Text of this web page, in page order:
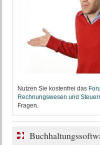
Nutzen Sie kostenfrei das
Rechnungswesen und
Fragen.